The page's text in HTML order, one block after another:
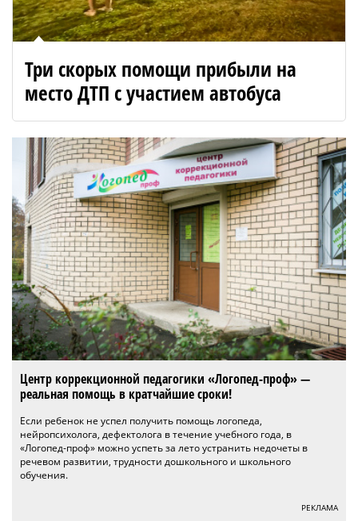
Три скорых помощи прибыли на
место ДТП с участием автобуса
Центр коррекционной педагогики «Логопед-проф» —
реальная помощь в кратчайшие сроки!
Если ребенок не успел получить помощь логопеда,
нейропсихолога, дефектолога в течение учебного года, в
«Логопед-проф» можно успеть за лето устранить недочеты в
речевом развитии, трудности дошкольного и школьного
обучения.
РЕКЛАМА